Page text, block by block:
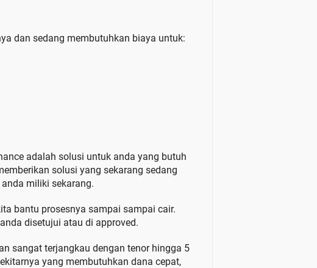
dan sedang membutuhkan biaya untuk:
adalah solusi untuk anda yang butuh
solusi yang sekarang sedang
miliki sekarang.
bantu prosesnya sampai sampai cair.
disetujui atau di approved.
sangat terjangkau dengan tenor hingga 5
yang membutuhkan dana cepat,